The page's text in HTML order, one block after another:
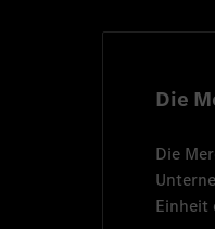
Die
Die
Einheit